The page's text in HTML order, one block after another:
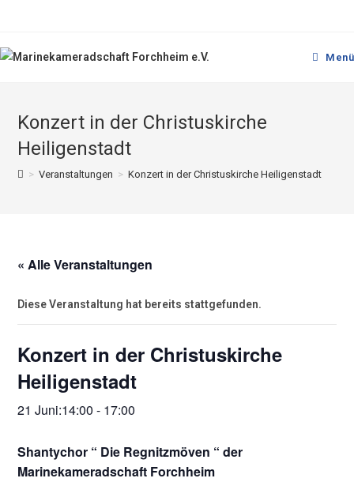
Menü
Konzert in der Christuskirche
Heiligenstadt
> Veranstaltungen > Konzert in der Christuskirche Heiligenstadt
« Alle Veranstaltungen
Diese Veranstaltung hat bereits stattgefunden.
Konzert in der Christuskirche
Heiligenstadt
21 Juni:14:00 - 17:00
Shantychor “ Die Regnitzmöven “ der
Marinekameradschaft Forchheim